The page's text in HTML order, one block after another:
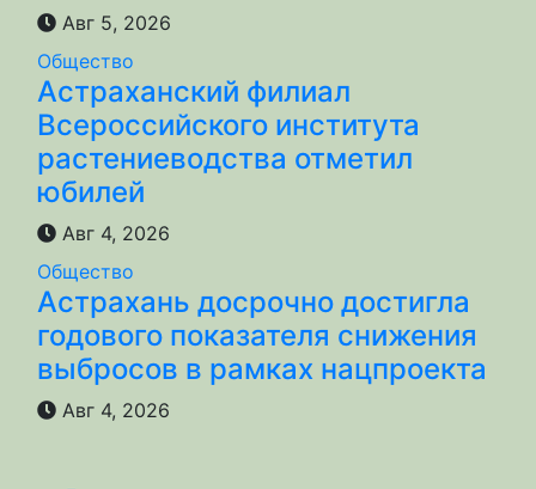
Авг 5, 2026
Общество
Астраханский филиал
Всероссийского института
растениеводства отметил
юбилей
Авг 4, 2026
Общество
Астрахань досрочно достигла
годового показателя снижения
выбросов в рамках нацпроекта
Авг 4, 2026